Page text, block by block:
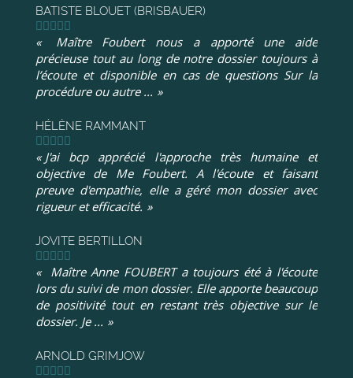
BATISTE BLOUET (BRISBAUER)
Maître Foubert nous a apporté une aide
précieuse tout au long de notre dossier toujours à
l’écoute et disponible en cas de questions Sur la
procédure ou autre ...
HÉLÈNE RAMMANT
J'ai bcp apprécié l'approche très humaine et
objective de Me Foubert. A l'écoute et faisant
preuve d'empathie, elle a géré mon dossier avec
rigueur et efficacité.
JOVITE BERTILLON
Maître Anne FOUBERT a toujours été à l'écoute
lors du suivi de mon dossier. Elle apporte beaucoup
de positivité tout en restant très objective sur le
dossier. Je ...
ARNOLD GRIMJOW